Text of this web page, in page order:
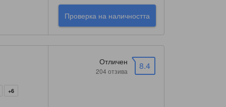
Проверка на наличността
+6
8.4
Отличен
204 отзива